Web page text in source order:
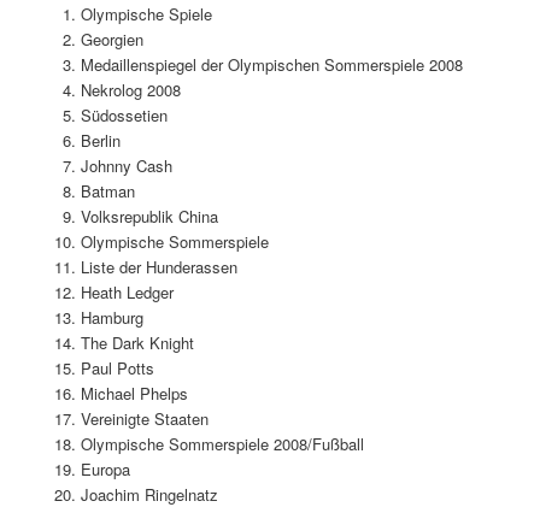
Olympische Spiele
Georgien
Medaillenspiegel der Olympischen Sommerspiele 2008
Nekrolog 2008
Südossetien
Berlin
Johnny Cash
Batman
Volksrepublik China
Olympische Sommerspiele
Liste der Hunderassen
Heath Ledger
Hamburg
The Dark Knight
Paul Potts
Michael Phelps
Vereinigte Staaten
Olympische Sommerspiele 2008/Fußball
Europa
Joachim Ringelnatz